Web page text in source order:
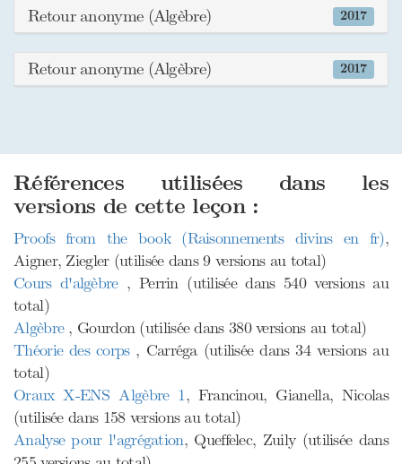
2017
Retour anonyme (Algèbre)
2017
Retour anonyme (Algèbre)
Références utilisées dans les
versions de cette leçon :
Proofs from the book (Raisonnements divins en fr),
Aigner, Ziegler (utilisée dans 9 versions au total)
Cours d'algèbre , Perrin (utilisée dans 540 versions au
total)
Algèbre , Gourdon (utilisée dans 380 versions au total)
Théorie des corps , Carréga (utilisée dans 34 versions au
total)
Oraux X-ENS Algèbre 1, Francinou, Gianella, Nicolas
(utilisée dans 158 versions au total)
Analyse pour l'agrégation, Queffelec, Zuily (utilisée dans